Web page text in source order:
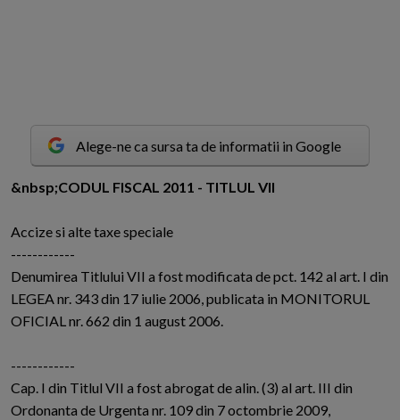
Alege-ne ca sursa ta de informatii in Google
&nbsp;CODUL FISCAL 2011 - TITLUL VII
Accize si alte taxe speciale
------------
Denumirea Titlului VII a fost modificata de pct. 142 al art. I din
LEGEA nr. 343 din 17 iulie 2006, publicata in MONITORUL
OFICIAL nr. 662 din 1 august 2006.
------------
Cap. I din Titlul VII a fost abrogat de alin. (3) al art. III din
Ordonanta de Urgenta nr. 109 din 7 octombrie 2009,